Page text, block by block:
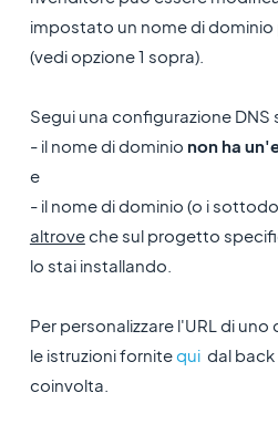
impostato un nome di
(vedi opzione 1 sopra).
Segui una configurazione DNS
- il nome di dominio non ha
e
- il nome di dominio (o i
altroveche sul progetto
lo stai installando.
Per personalizzare l'URL di
le istruzioni fornitequidal back
coinvolta.